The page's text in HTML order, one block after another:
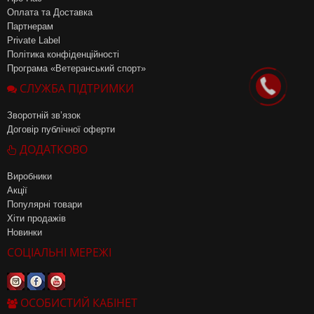
Оплата та Доставка
Партнерам
Private Label
Політика конфіденційності
Програма «Ветеранський спорт»
СЛУЖБА ПІДТРИМКИ
Зворотній зв’язок
Договір публічної оферти
ДОДАТКОВО
Виробники
Акції
Популярні товари
Хіти продажів
Новинки
СОЦІАЛЬНІ МЕРЕЖІ
ОСОБИСТИЙ КАБІНЕТ